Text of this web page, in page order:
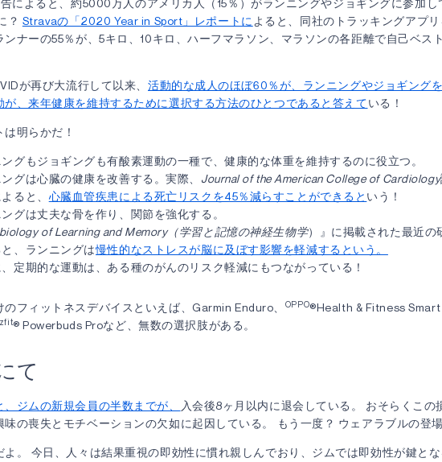
によると、約5000万人のアメリカ人（15％）がランニングやジョギングに参加し
？ Stravaの「2020 Year in Sport」レポートに よると、同社のトラッキングアプリ
ンナーの55％が、5キロ、10キロ、ハーフマラソン、マラソンの各距離で自己ベス
が再び大流行して以来、 活動的な成人のほぼ60％が、ランニングやジョギング
が、来年健康を維持するために選択する方法のひとつであると答えている！
明らかだ！
グもジョギングも有酸素運動の一種で、健康的な体重を維持するのに役立つ。
グは心臓の健康を改善する。実際、 Journal of the American College of Cardiology
ると、 心臓血管疾患による死亡リスクを45％減らすことができると いう！
グは丈夫な骨を作り、関節を強化する。
of Learning and Memory（学習と記憶の神経生物学）』に掲載された最近の
、ランニングは慢性的なストレスが脳に及ぼす影響を軽減するという。
、定期的な運動は、ある種のがんのリスク軽減にもつながっている！
のフィットネスデバイスといえば、Garmin Enduro、 OPPO®Health & Fitness Smart
® Powerbuds Proなど、無数の選択肢がある。
て
ジムの新規会員の半数までが、
入会後8ヶ月以内に退会している。 おそらくこの
味の喪失とモチベーションの欠如に起因している。 もう一度？ ウェアラブルの登場
よ。 今日、人々は結果重視の即効性に慣れ親しんでおり、ジムでは即効性が鍵とな